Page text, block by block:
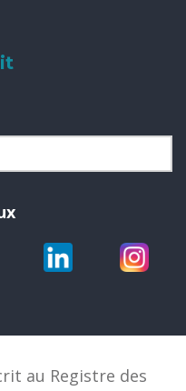
au Registre des